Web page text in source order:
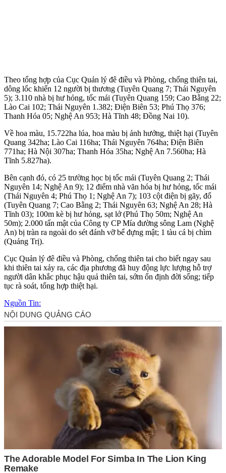
Theo tổng hợp của Cục Quản lý đê điều và Phòng, chống thiên tai,
dông lốc khiến 12 người bị thương (Tuyên Quang 7; Thái Nguyên
5); 3.110 nhà bị hư hỏng, tốc mái (Tuyên Quang 159; Cao Bằng 22;
Lào Cai 102; Thái Nguyên 1.382; Điện Biên 53; Phú Thọ 376;
Thanh Hóa 05; Nghệ An 953; Hà Tĩnh 48; Đồng Nai 10).
Về hoa màu, 15.722ha lúa, hoa màu bị ảnh hưởng, thiệt hại (Tuyên
Quang 342ha; Lào Cai 116ha; Thái Nguyên 764ha; Điện Biên
771ha; Hà Nội 307ha; Thanh Hóa 35ha; Nghệ An 7.560ha; Hà
Tĩnh 5.827ha).
Bên cạnh đó, có 25 trường học bị tốc mái (Tuyên Quang 2; Thái
Nguyên 14; Nghệ An 9); 12 điểm nhà văn hóa bị hư hỏng, tốc mái
(Thái Nguyên 4; Phú Thọ 1; Nghệ An 7); 103 cột điện bị gãy, đổ
(Tuyên Quang 7; Cao Bằng 2; Thái Nguyên 63; Nghệ An 28; Hà
Tĩnh 03); 100m kè bị hư hỏng, sạt lở (Phú Thọ 50m; Nghệ An
50m); 2.000 tấn mật của Công ty CP Mía đường sông Lam (Nghệ
An) bị tràn ra ngoài do sét đánh vỡ bể đựng mật; 1 tàu cá bị chìm
(Quảng Trị).
Cục Quản lý đê điều và Phòng, chống thiên tai cho biết ngay sau
khi thiên tai xảy ra, các địa phương đã huy động lực lượng hỗ trợ
người dân khắc phục hậu quả thiên tai, sớm ổn định đời sống; tiếp
tục rà soát, tổng hợp thiệt hại.
Nguồn Tin: